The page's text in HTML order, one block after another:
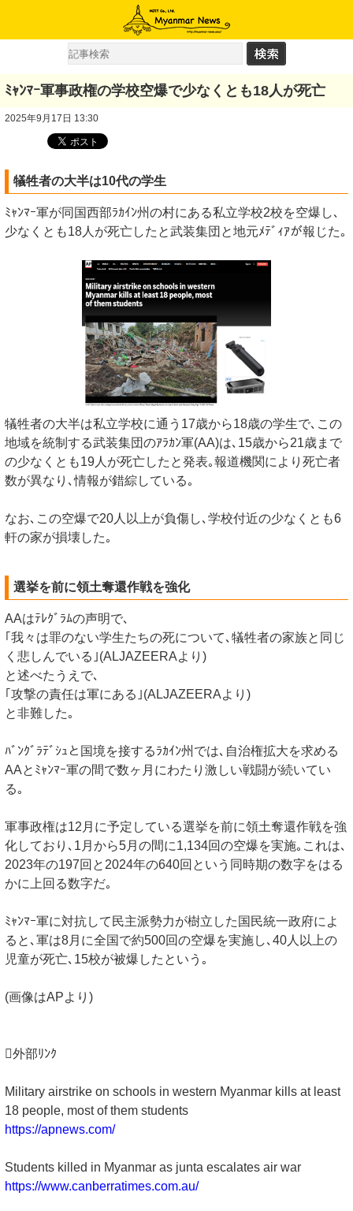
ﾐｬﾝﾏｰ軍事政権の学校空爆で少なくとも18人が死亡
2025年9月17日 13:30
犠牲者の大半は10代の学生
ﾐｬﾝﾏｰ軍が同国西部ﾗｶｲﾝ州の村にある私立学校2校を空爆し､
少なくとも18人が死亡したと武装集団と地元ﾒﾃﾞｨｱが報じた｡
犠牲者の大半は私立学校に通う17歳から18歳の学生で､この
地域を統制する武装集団のｱﾗｶﾝ軍(AA)は､15歳から21歳まで
の少なくとも19人が死亡したと発表｡報道機関により死亡者
数が異なり､情報が錯綜している｡
なお､この空爆で20人以上が負傷し､学校付近の少なくとも6
軒の家が損壊した｡
選挙を前に領土奪還作戦を強化
AAはﾃﾚｸﾞﾗﾑの声明で､
｢我々は罪のない学生たちの死について､犠牲者の家族と同じ
く悲しんでいる｣(ALJAZEERAより)
と述べたうえで､
｢攻撃の責任は軍にある｣(ALJAZEERAより)
と非難した｡
ﾊﾞﾝｸﾞﾗﾃﾞｼｭと国境を接するﾗｶｲﾝ州では､自治権拡大を求める
AAとﾐｬﾝﾏｰ軍の間で数ヶ月にわたり激しい戦闘が続いてい
る｡
軍事政権は12月に予定している選挙を前に領土奪還作戦を強
化しており､1月から5月の間に1,134回の空爆を実施｡これは､
2023年の197回と2024年の640回という同時期の数字をはる
かに上回る数字だ｡
ﾐｬﾝﾏｰ軍に対抗して民主派勢力が樹立した国民統一政府によ
ると､軍は8月に全国で約500回の空爆を実施し､40人以上の
児童が死亡､15校が被爆したという｡
(画像はAPより)
外部ﾘﾝｸ
Military airstrike on schools in western Myanmar kills at least
18 people, most of them students
https://apnews.com/
Students killed in Myanmar as junta escalates air war
https://www.canberratimes.com.au/